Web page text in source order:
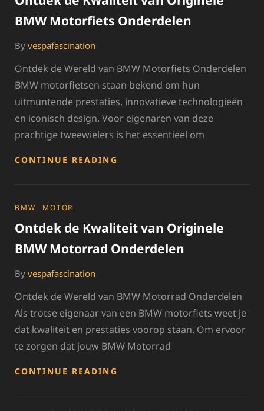
BMW Motorfiets Onderdelen
By vespafascination
Ontdek de Wereld van BMW Motorfiets Onderdelen
BMW motorfietsen staan bekend om hun
uitmuntende prestaties, innovatieve technologieën
en iconisch design. Voor eigenaren van deze
prachtige tweewielers is het essentieel om
CONTINUE READING
MOTORFIETS
ONDERDELEN
CATEGORIES
BMW MOTOR
Ontdek de Kwaliteit van Originele
BMW Motorrad Onderdelen
By vespafascination
Ontdek de Wereld van BMW Motorrad Onderdelen
Als trotse eigenaar van een BMW motorfiets weet je
dat kwaliteit en prestaties voorop staan. Om ervoor
te zorgen dat jouw BMW Motorrad
CONTINUE READING